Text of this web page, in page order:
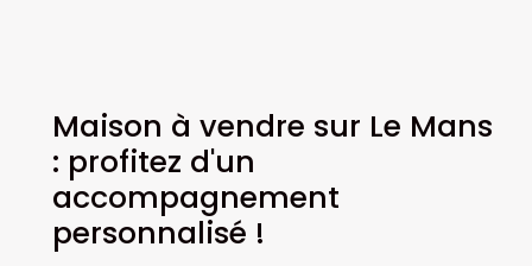
Maison à vendre sur Le Mans
: profitez d'un
accompagnement
personnalisé !